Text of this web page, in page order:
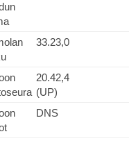
33.23,0
20.42,4
(UP)
DNS